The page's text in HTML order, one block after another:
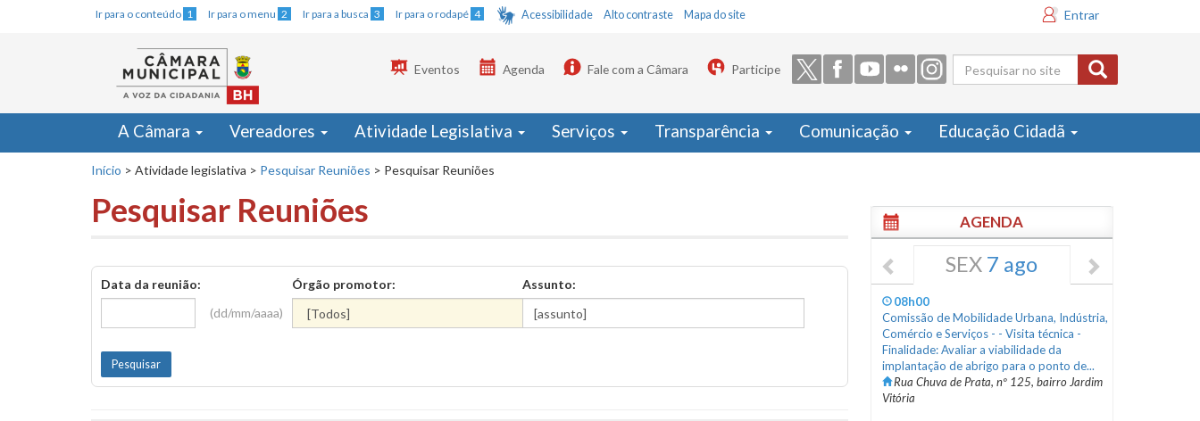
Ir para o conteúdo 1 Ir para o menu 2 Ir para a busca 3 Ir para o rodapé 4 Acessibilidade Alto contraste Mapa do site Entrar
Formulário
de busca
Eventos Agenda Fale com a Câmara Participe
A Câmara Vereadores Atividade Legislativa Serviços Transparência Comunicação Educação Cidadã
Início > Atividade legislativa > Pesquisar Reuniões > Pesquisar Reuniões
Pesquisar Reuniões
Data da reunião:
(dd/mm/aaaa)
Órgão promotor: Assunto:
AGENDA
SEX 7 ago
08h00
Comissão de Mobilidade Urbana, Indústria,
Comércio e Serviços - - Visita técnica -
Finalidade: Avaliar a viabilidade da
implantação de abrigo para o ponto de...
Rua Chuva de Prata, nº 125, bairro Jardim
Vitória